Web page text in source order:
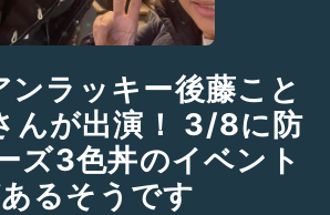
ラッキー後藤こと
んが出演！ 3/8に防
ズ3色丼のイベント
るそうです